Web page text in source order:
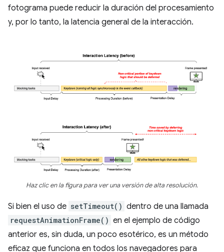
fotograma puede reducir la duración del procesamiento
y, por lo tanto, la latencia general de la interacción.
Haz clic en la figura para ver una versión de alta resolución.
Si bien el uso de setTimeout() dentro de una llamada
requestAnimationFrame() en el ejemplo de código
anterior es, sin duda, un poco esotérico, es un método
eficaz que funciona en todos los navegadores para